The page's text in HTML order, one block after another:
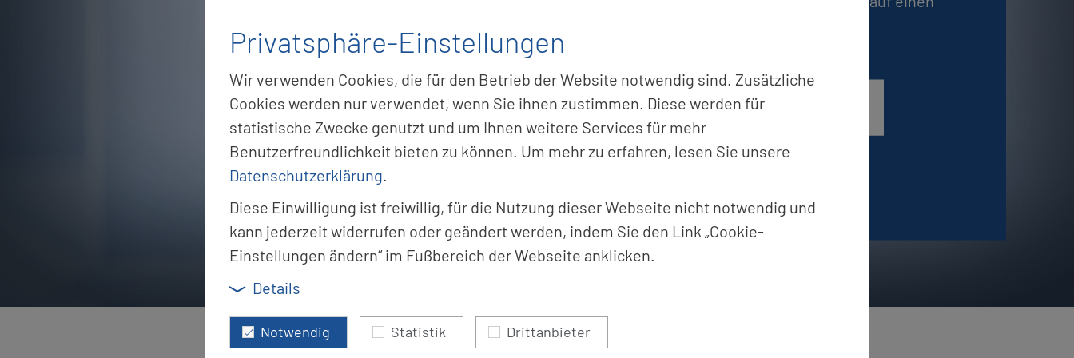
Zu un­se­ren Pro­duk­ten
Privatsphäre-Einstellungen
Wir verwenden Cookies, die für den Betrieb der Website notwendig sind. Zusätzliche
Cookies werden nur verwendet, wenn Sie ihnen zustimmen. Diese werden für
statistische Zwecke genutzt und um Ihnen weitere Services für mehr
Benutzerfreundlichkeit bieten zu können. Um mehr zu erfahren, lesen Sie unsere
Datenschutzerklärung.
Diese Einwilligung ist freiwillig, für die Nutzung dieser Webseite nicht notwendig und
kann jederzeit widerrufen oder geändert werden, indem Sie den Link „Cookie-
Einstellungen ändern“ im Fußbereich der Webseite anklicken.
Details
Notwendig Statistik Drittanbieter